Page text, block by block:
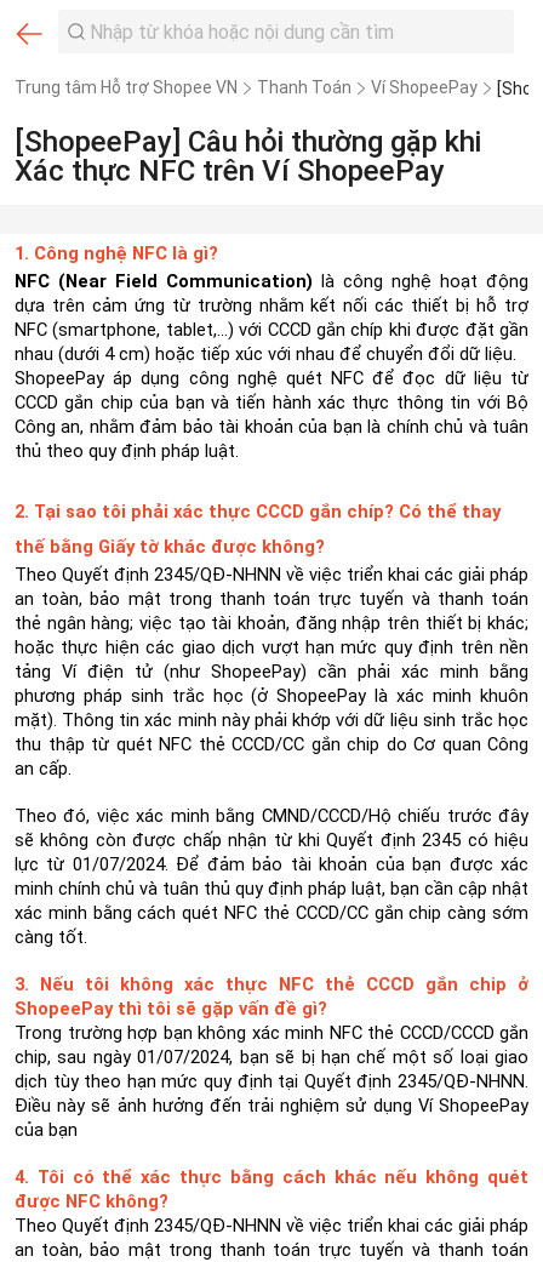
Trung tâm Hỗ trợ Shopee VN Thanh Toán Ví ShopeePay
[ShopeePay] Câu hỏi thường gặp khi
Xác thực NFC trên Ví ShopeePay
1. Công nghệ NFC là gì?
NFC (Near Field Communication) là công nghệ hoạt động
dựa trên cảm ứng từ trường nhằm kết nối các thiết bị hỗ trợ
NFC (smartphone, tablet,...) với CCCD gắn chíp khi được đặt gần
nhau (dưới 4 cm) hoặc tiếp xúc với nhau để chuyển đổi dữ liệu.
ShopeePay áp dụng công nghệ quét NFC để đọc dữ liệu từ
CCCD gắn chip của bạn và tiến hành xác thực thông tin với Bộ
Công an, nhằm đảm bảo tài khoản của bạn là chính chủ và tuân
thủ theo quy định pháp luật.
2. Tại sao tôi phải xác thực CCCD gắn chíp? Có thể thay
thế bằng Giấy tờ khác được không?
Theo Quyết định 2345/QĐ-NHNN về việc triển khai các giải pháp
an toàn, bảo mật trong thanh toán trực tuyến và thanh toán
thẻ ngân hàng; việc tạo tài khoản, đăng nhập trên thiết bị khác;
hoặc thực hiện các giao dịch vượt hạn mức quy định trên nền
tảng Ví điện tử (như ShopeePay) cần phải xác minh bằng
phương pháp sinh trắc học (ở ShopeePay là xác minh khuôn
mặt). Thông tin xác minh này phải khớp với dữ liệu sinh trắc học
thu thập từ quét NFC thẻ CCCD/CC gắn chip do Cơ quan Công
an cấp.
Theo đó, việc xác minh bằng CMND/CCCD/Hộ chiếu trước đây
sẽ không còn được chấp nhận từ khi Quyết định 2345 có hiệu
lực từ 01/07/2024. Để đảm bảo tài khoản của bạn được xác
minh chính chủ và tuân thủ quy định pháp luật, bạn cần cập nhật
xác minh bằng cách quét NFC thẻ CCCD/CC gắn chip càng sớm
càng tốt.
3. Nếu tôi không xác thực NFC thẻ CCCD gắn chip ở
ShopeePay thì tôi sẽ gặp vấn đề gì?
Trong trường hợp bạn không xác minh NFC thẻ CCCD/CCCD gắn
chip, sau ngày 01/07/2024, bạn sẽ bị hạn chế một số loại giao
dịch tùy theo hạn mức quy định tại Quyết định 2345/QĐ-NHNN.
Điều này sẽ ảnh hưởng đến trải nghiệm sử dụng Ví ShopeePay
của bạn
4. Tôi có thể xác thực bằng cách khác nếu không quét
được NFC không?
Theo Quyết định 2345/QĐ-NHNN về việc triển khai các giải pháp
an toàn, bảo mật trong thanh toán trực tuyến và thanh toán